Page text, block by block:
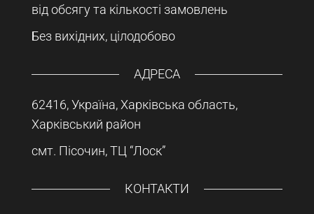
від обсягу та кількості замовлень
Без вихідних, цілодобово
АДРЕСА
62416, Україна, Харківська область,
Харківський район
смт. Пісочин, ТЦ “Лоск”
КОНТАКТИ